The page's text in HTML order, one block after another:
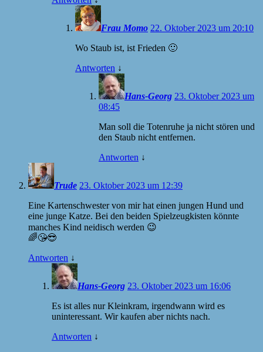
Frau Momo 22. Oktober 2023 um 20:10
Wo Staub ist, ist Frieden 🙂
Antworten ↓
Hans-Georg 23. Oktober 2023 um
08:45
Man soll die Totenruhe ja nicht stören und
den Staub nicht entfernen.
Antworten ↓
Trude 23. Oktober 2023 um 12:39
Eine Kartenschwester von mir hat einen jungen Hund und
eine junge Katze. Bei den beiden Spielzeugkisten könnte
manches Kind neidisch werden 😉
🌈😘😎
Antworten ↓
Hans-Georg 23. Oktober 2023 um 16:06
Es ist alles nur Kleinkram, irgendwann wird es
uninteressant. Wir kaufen aber nichts nach.
Antworten ↓